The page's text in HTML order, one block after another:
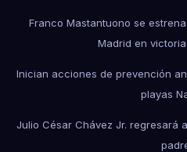
Franco Mastantuono se
Madrid en
Inician acciones de prevención
playas
Julio César Chávez Jr. regresará